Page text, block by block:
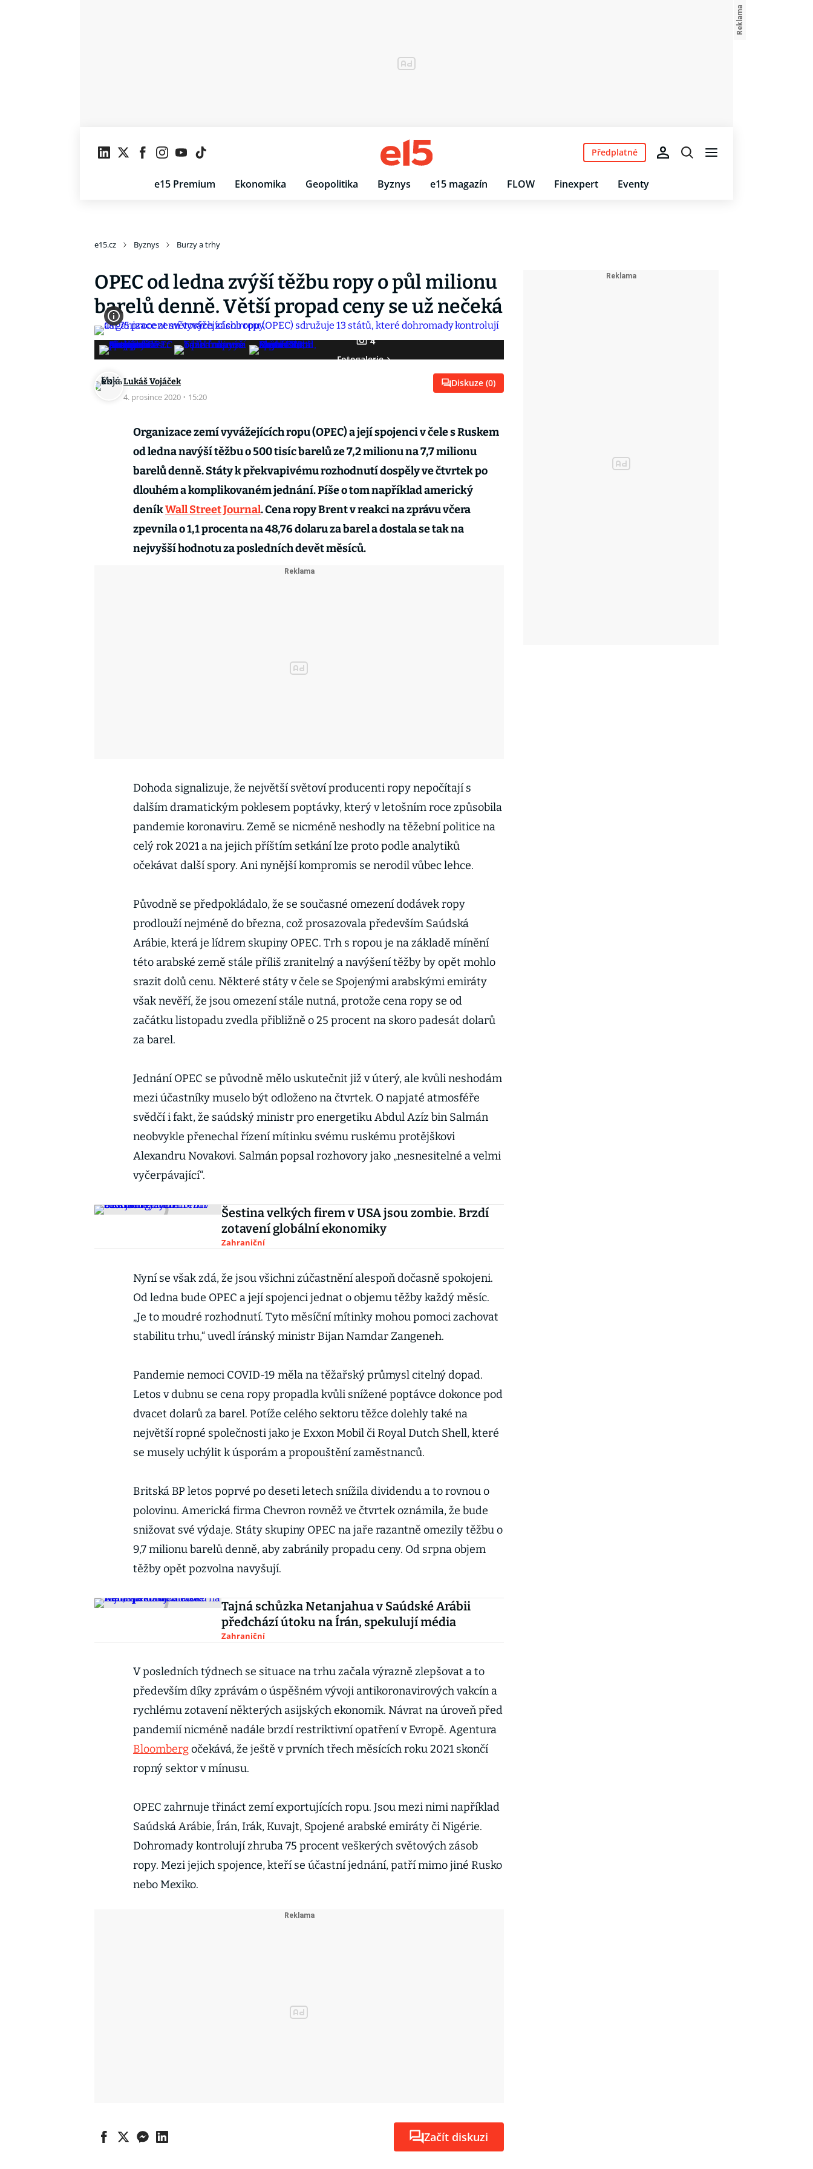
e15 Premium Ekonomika Geopolitika Byznys e15 magazín FLOW Finexpert Eventy
Předplatné
e15.cz Byznys Burzy a trhy
OPEC od ledna zvýší těžbu ropy o půl milionu
barelů denně. Větší propad ceny se už nečeká
4
Fotogalerie
Lukáš Vojáček
4. prosince 2020 · 15:20
Diskuze (0)
Organizace zemí vyvážejících ropu (OPEC) a její spojenci v čele s Ruskem
od ledna navýší těžbu o 500 tisíc barelů ze 7,2 milionu na 7,7 milionu
barelů denně. Státy k překvapivému rozhodnutí dospěly ve čtvrtek po
dlouhém a komplikovaném jednání. Píše o tom například americký
deníkWall Street Journal. Cena ropy Brent v reakci na zprávu včera
zpevnila o 1,1 procenta na 48,76 dolaru za barel a dostala se tak na
nejvyšší hodnotu za posledních devět měsíců.
Dohoda signalizuje, že největší světoví producenti ropy nepočítají s
dalším dramatickým poklesem poptávky, který v letošním roce způsobila
pandemie koronaviru. Země se nicméně neshodly na těžební politice na
celý rok 2021 a na jejich příštím setkání lze proto podle analytiků
očekávat další spory. Ani nynější kompromis se nerodil vůbec lehce.
Původně se předpokládalo, že se současné omezení dodávek ropy
prodlouží nejméně do března, což prosazovala především Saúdská
Arábie, která je lídrem skupiny OPEC. Trh s ropou je na základě mínění
této arabské země stále příliš zranitelný a navýšení těžby by opět mohlo
srazit dolů cenu. Některé státy v čele se Spojenými arabskými emiráty
však nevěří, že jsou omezení stále nutná, protože cena ropy se od
začátku listopadu zvedla přibližně o 25 procent na skoro padesát dolarů
za barel.
Jednání OPEC se původně mělo uskutečnit již v úterý, ale kvůli neshodám
mezi účastníky muselo být odloženo na čtvrtek. O napjaté atmosféře
svědčí i fakt, že saúdský ministr pro energetiku Abdul Azíz bin Salmán
neobvykle přenechal řízení mítinku svému ruskému protějškovi
Alexandru Novakovi. Salmán popsal rozhovory jako „nesnesitelné a velmi
vyčerpávající“.
Šestina velkých firem v USA jsou zombie. Brzdí
zotavení globální ekonomiky
Zahraniční
Nyní se však zdá, že jsou všichni zúčastnění alespoň dočasně spokojeni.
Od ledna bude OPEC a její spojenci jednat o objemu těžby každý měsíc.
„Je to moudré rozhodnutí. Tyto měsíční mítinky mohou pomoci zachovat
stabilitu trhu,“ uvedl íránský ministr Bijan Namdar Zangeneh.
Pandemie nemoci COVID-19 měla na těžařský průmysl citelný dopad.
Letos v dubnu se cena ropy propadla kvůli snížené poptávce dokonce pod
dvacet dolarů za barel. Potíže celého sektoru těžce dolehly také na
největší ropné společnosti jako je Exxon Mobil či Royal Dutch Shell, které
se musely uchýlit k úsporám a propouštění zaměstnanců.
Britská BP letos poprvé po deseti letech snížila dividendu a to rovnou o
polovinu. Americká firma Chevron rovněž ve čtvrtek oznámila, že bude
snižovat své výdaje. Státy skupiny OPEC na jaře razantně omezily těžbu o
9,7 milionu barelů denně, aby zabránily propadu ceny. Od srpna objem
těžby opět pozvolna navyšují.
Tajná schůzka Netanjahua v Saúdské Arábii
předchází útoku na Írán, spekulují média
Zahraniční
V posledních týdnech se situace na trhu začala výrazně zlepšovat a to
především díky zprávám o úspěšném vývoji antikoronavirových vakcín a
rychlému zotavení některých asijských ekonomik. Návrat na úroveň před
pandemií nicméně nadále brzdí restriktivní opatření v Evropě. Agentura
Bloombergočekává, že ještě v prvních třech měsících roku 2021 skončí
ropný sektor v mínusu.
OPEC zahrnuje třináct zemí exportujících ropu. Jsou mezi nimi například
Saúdská Arábie, Írán, Irák, Kuvajt, Spojené arabské emiráty či Nigérie.
Dohromady kontrolují zhruba 75 procent veškerých světových zásob
ropy. Mezi jejich spojence, kteří se účastní jednání, patří mimo jiné Rusko
nebo Mexiko.
Začít diskuzi